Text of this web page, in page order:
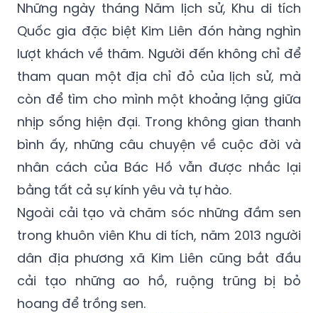
Những ngày tháng Năm lịch sử, Khu di tích
Quốc gia đặc biệt Kim Liên đón hàng nghìn
lượt khách về thăm. Người đến không chỉ để
tham quan một địa chỉ đỏ của lịch sử, mà
còn để tìm cho mình một khoảng lặng giữa
nhịp sống hiện đại. Trong không gian thanh
bình ấy, những câu chuyện về cuộc đời và
nhân cách của Bác Hồ vẫn được nhắc lại
bằng tất cả sự kính yêu và tự hào.
Ngoài cải tạo và chăm sóc những đầm sen
trong khuôn viên Khu di tích, năm 2013 người
dân địa phương xã Kim Liên cũng bắt đầu
cải tạo những ao hồ, ruộng trũng bị bỏ
hoang để trồng sen.